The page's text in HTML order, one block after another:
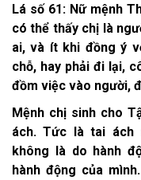
Lá số 61: Nữ mệnh
có thể thấy chị là
ai, và ít khi đồng ý
chỗ, hay phải đi lại,
đồm việc vào người,
Mệnh chị sinh cho
ách. Tức là tai ách
không là do hành
hành động của